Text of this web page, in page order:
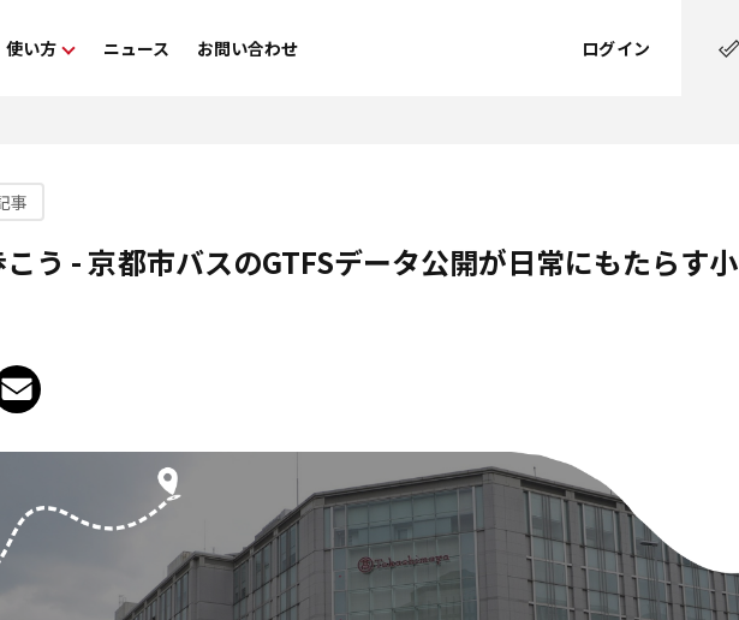
使い方 ニュース お問い合わせ ログイン
事
う - 京都市バスのGTFSデータ公開が日常にもたらす小